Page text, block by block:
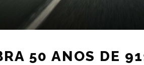
50 ANOS DE